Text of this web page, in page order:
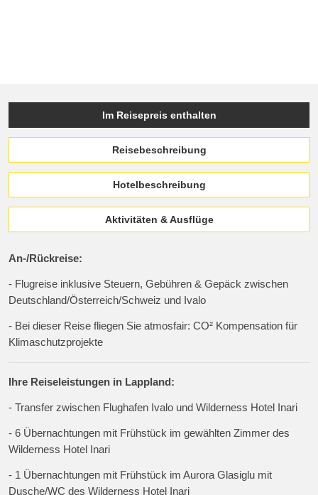
Im Reisepreis enthalten
Reisebeschreibung
Hotelbeschreibung
Aktivitäten & Ausflüge
An-/Rückreise:
- Flugreise inklusive Steuern, Gebühren & Gepäck zwischen
Deutschland/Österreich/Schweiz und Ivalo
- Bei dieser Reise fliegen Sie atmosfair: CO² Kompensation für
Klimaschutzprojekte
Ihre Reiseleistungen in Lappland:
- Transfer zwischen Flughafen Ivalo und Wilderness Hotel Inari
- 6 Übernachtungen mit Frühstück im gewählten Zimmer des
Wilderness Hotel Inari
- 1 Übernachtungen mit Frühstück im Aurora Glasiglu mit
Dusche/WC des Wilderness Hotel Inari